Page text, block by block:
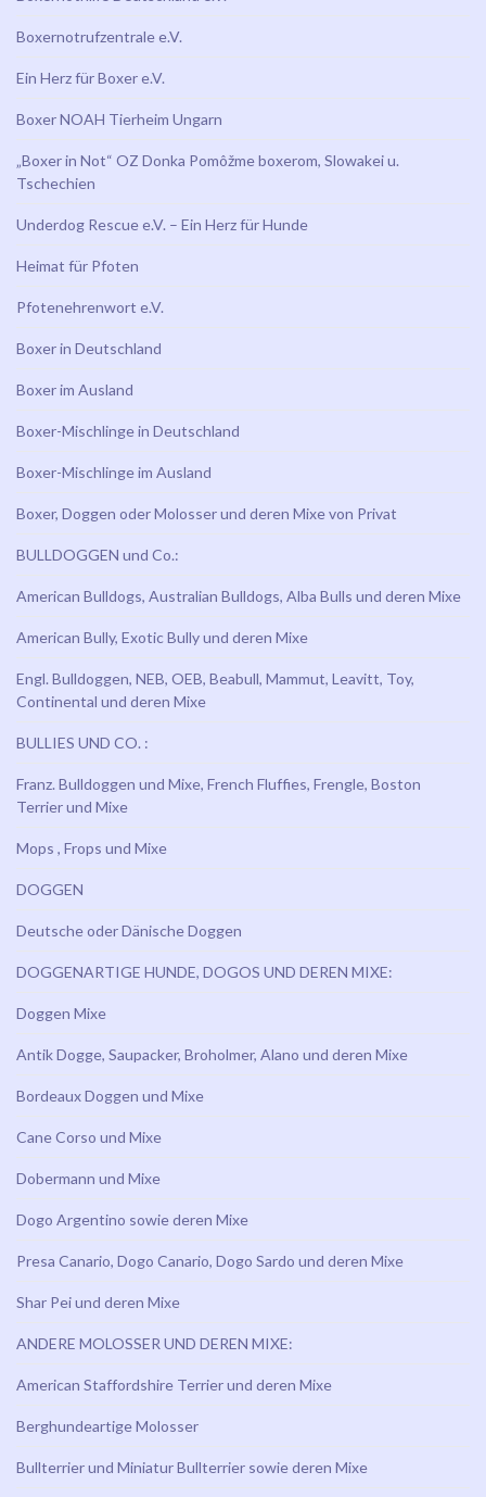
Boxernotrufzentrale e.V.
Ein Herz für Boxer e.V.
Boxer NOAH Tierheim Ungarn
„Boxer in Not“ OZ Donka Pomôžme boxerom, Slowakei u.
Tschechien
Underdog Rescue e.V. – Ein Herz für Hunde
Heimat für Pfoten
Pfotenehrenwort e.V.
Boxer in Deutschland
Boxer im Ausland
Boxer-Mischlinge in Deutschland
Boxer-Mischlinge im Ausland
Boxer, Doggen oder Molosser und deren Mixe von Privat
BULLDOGGEN und Co.:
American Bulldogs, Australian Bulldogs, Alba Bulls und deren Mixe
American Bully, Exotic Bully und deren Mixe
Engl. Bulldoggen, NEB, OEB, Beabull, Mammut, Leavitt, Toy,
Continental und deren Mixe
BULLIES UND CO. :
Franz. Bulldoggen und Mixe, French Fluffies, Frengle, Boston
Terrier und Mixe
Mops , Frops und Mixe
DOGGEN
Deutsche oder Dänische Doggen
DOGGENARTIGE HUNDE, DOGOS UND DEREN MIXE:
Doggen Mixe
Antik Dogge, Saupacker, Broholmer, Alano und deren Mixe
Bordeaux Doggen und Mixe
Cane Corso und Mixe
Dobermann und Mixe
Dogo Argentino sowie deren Mixe
Presa Canario, Dogo Canario, Dogo Sardo und deren Mixe
Shar Pei und deren Mixe
ANDERE MOLOSSER UND DEREN MIXE:
American Staffordshire Terrier und deren Mixe
Berghundeartige Molosser
Bullterrier und Miniatur Bullterrier sowie deren Mixe